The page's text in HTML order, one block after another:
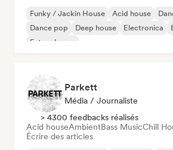
Funky / Jackin House Acid house
Dance pop
Deep house Electronica
Future house
Parkett
Média / Journaliste
> 4300 feedbacks réalisés
Acid houseAmbientBass MusicChill
Écrire des articles